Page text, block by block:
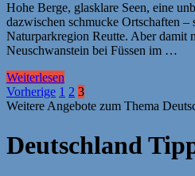
Hohe Berge, glasklare Seen, eine
dazwischen schmucke Ortschaften –
Naturparkregion Reutte. Aber damit
Neuschwanstein bei Füssen im …
Weiterlesen
Seitennummerierung
der
Beiträge
Vorherige 1 2 3
Weitere Angebote zum Thema
Deutschland